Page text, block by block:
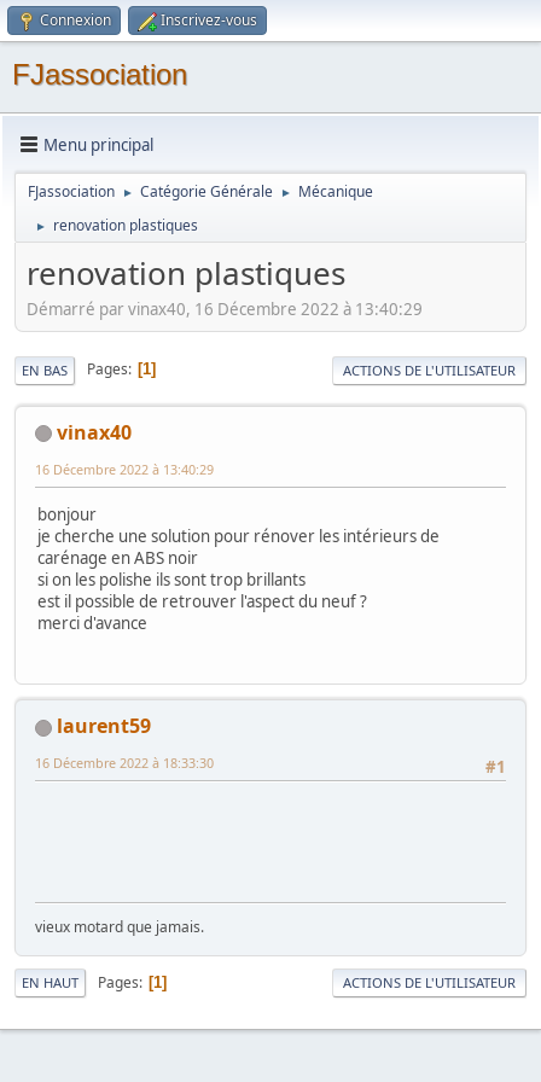
Connexion Inscrivez-vous
FJassociation
Menu principal
FJassociation ► Catégorie Générale ► Mécanique
► renovation plastiques
renovation plastiques
Démarré par vinax40, 16 Décembre 2022 à 13:40:29
EN BAS Pages 1 ACTIONS DE L'UTILISATEUR
vinax40
16 Décembre 2022 à 13:40:29
bonjour
je cherche une solution pour rénover les intérieurs de
carénage en ABS noir
si on les polishe ils sont trop brillants
est il possible de retrouver l'aspect du neuf ?
merci d'avance
laurent59
#1
16 Décembre 2022 à 18:33:30
vieux motard que jamais.
EN HAUT Pages 1 ACTIONS DE L'UTILISATEUR